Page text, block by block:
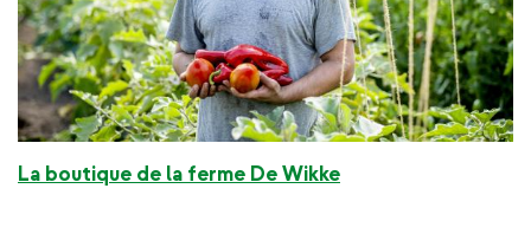
La boutique de la ferme De Wikke